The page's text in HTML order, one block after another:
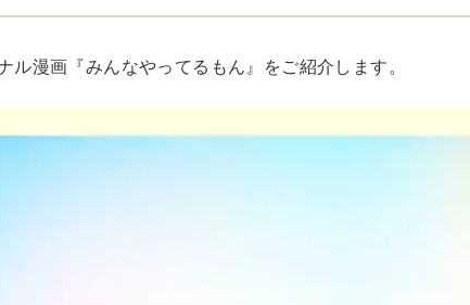
ル漫画『みんなやってるもん』をご紹介します。